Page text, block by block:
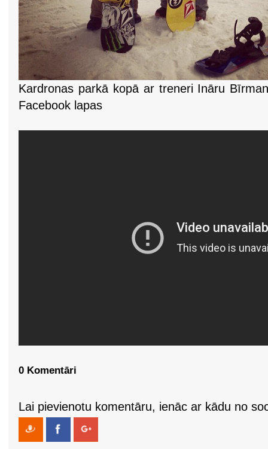
Kardronas parkā kopā ar treneri Ināru
Facebook lapas
0 Komentāri
Lai pievienotu komentāru, ienāc ar kādu no